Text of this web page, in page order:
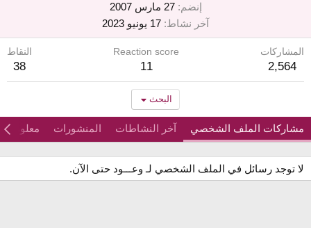
إنضم
27 مارس 2007
آخر نشاط 17 يونيو 2023
المشاركات
2,564
Reaction score
11
النقاط
38
البحث
مشاركات الملف الشخصي آخر النشاطات المنشورات معلومات
لا توجد رسائل في الملف الشخصي لـ وعـــود حتى الآن.